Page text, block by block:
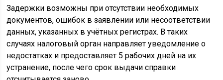
Задержки возможны при отсутствии необходимых
документов, ошибок в заявлении или несоответствии
данных, указанных в учётных регистрах. В таких
случаях налоговый орган направляет уведомление о
недостатках и предоставляет 5 рабочих дней на их
устранение, после чего срок выдачи справки